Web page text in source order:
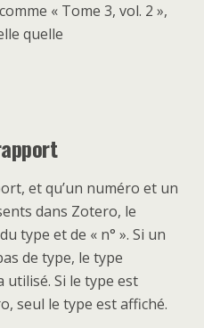
« Tome 3, vol. 2 »,
quelle
et qu’un numéro et un
dans Zotero, le
type et de « n° ». Si un
de type, le type
utilisé. Si le type est
seul le type est affiché.